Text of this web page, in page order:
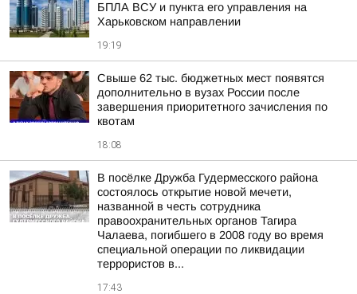
БПЛА ВСУ и пункта его управления на
Харьковском направлении
19:19
Свыше 62 тыс. бюджетных мест появятся
дополнительно в вузах России после
завершения приоритетного зачисления по
квотам
18:08
В посёлке Дружба Гудермесского района
состоялось открытие новой мечети,
названной в честь сотрудника
правоохранительных органов Тагира
Чалаева, погибшего в 2008 году во время
специальной операции по ликвидации
террористов в...
17:43